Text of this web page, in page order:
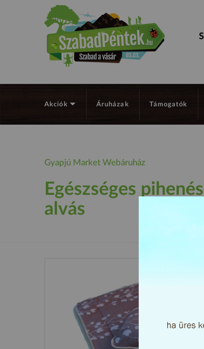
Akciók Áruházak Támogatók
Gyapjú Market Webáruház
Egészséges
alvás